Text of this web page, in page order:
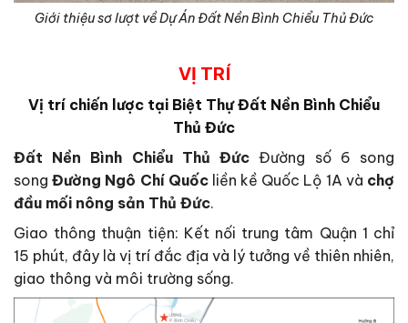
Giới thiệu sơ lượt về Dự Án Đất Nền Bình Chiểu Thủ Đức
VỊ TRÍ
Vị trí chiến lược tại Biệt Thự Đất Nền Bình Chiểu
Thủ Đức
Đất Nền Bình Chiểu Thủ ĐứcĐường số 6 song
songĐường Ngô Chí Quốcliền kề Quốc Lộ 1A và chợ
đầu mối nông sản Thủ Đức.
Giao thông thuận tiện: Kết nối trung tâm Quận 1 chỉ
15 phút, đây là vị trí đắc địa và lý tưởng về thiên nhiên,
giao thông và môi trường sống.